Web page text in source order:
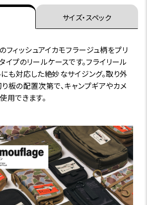
サイズ・スペック
ィッシュアイカモフラージュ柄をプリ
イプのリールケースです。フライリール
も対応した絶妙なサイジング。取り外
板の配置次第で、キャンプギアやカメ
用できます。